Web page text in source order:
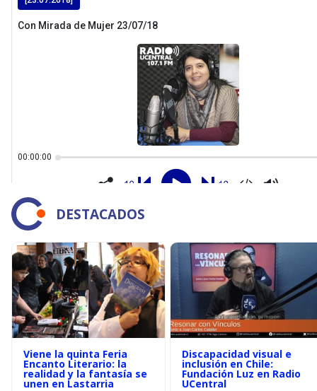
DESTACADOS
Viene la quinta Feria
Encanto Literario: la
realidad y la fantasía se
unen en Lastarria
Discapacidad visual e
inclusión en Chile:
Fundación Luz en Radio
UCentral